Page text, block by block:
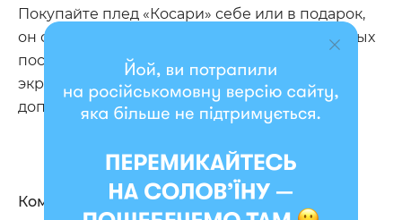
Покупайте плед «Косари» себе или в подарок,
он станет не только другом в ваших пятничных
посиделках и воскресных вечерах перед
экраном или за книгой, но и отличным
дополнением интерьера на каждый день.
Кому подходит